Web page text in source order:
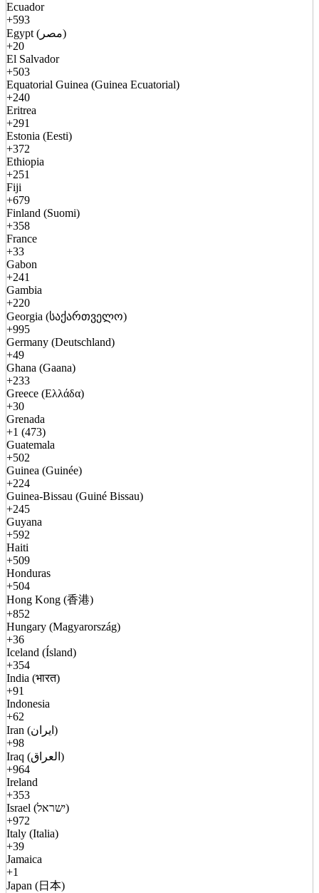
Ecuador
+593
Egypt (مصر)
+20
El Salvador
+503
Equatorial Guinea (Guinea Ecuatorial)
+240
Eritrea
+291
Estonia (Eesti)
+372
Ethiopia
+251
Fiji
+679
Finland (Suomi)
+358
France
+33
Gabon
+241
Gambia
+220
Georgia (საქართველო)
+995
Germany (Deutschland)
+49
Ghana (Gaana)
+233
Greece (Ελλάδα)
+30
Grenada
+1 (473)
Guatemala
+502
Guinea (Guinée)
+224
Guinea-Bissau (Guiné Bissau)
+245
Guyana
+592
Haiti
+509
Honduras
+504
Hong Kong (香港)
+852
Hungary (Magyarország)
+36
Iceland (Ísland)
+354
India (भारत)
+91
Indonesia
+62
Iran (ایران)
+98
Iraq (العراق)
+964
Ireland
+353
Israel (ישראל)
+972
Italy (Italia)
+39
Jamaica
+1
Japan (日本)